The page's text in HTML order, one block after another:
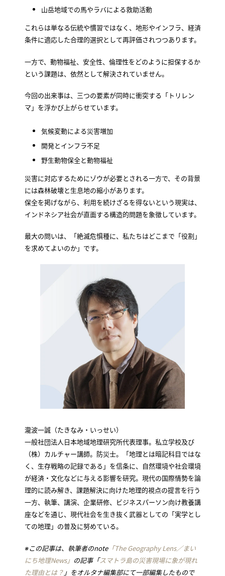
山岳地域での馬やラバによる救助活動
これらは単なる伝統や慣習ではなく、地形やインフラ、経済
条件に適応した合理的選択として再評価されつつあります。
一方で、動物福祉、安全性、倫理性をどのように担保するか
という課題は、依然として解決されていません。
今回の出来事は、三つの要素が同時に衝突する「トリレン
マ」を浮かび上がらせています。
気候変動による災害増加
開発とインフラ不足
野生動物保全と動物福祉
災害に対応するためにゾウが必要とされる一方で、その背景
には森林破壊と生息地の縮小があります。
保全を掲げながら、利用を続けざるを得ないという現実は、
インドネシア社会が直面する構造的問題を象徴しています。
最大の問いは、「絶滅危惧種に、私たちはどこまで「役割」
を求めてよいのか」です。
瀧波一誠（たきなみ・いっせい）
一般社団法人日本地域地理研究所代表理事。私立学校及び
（株）カルチャー講師。防災士。「地理とは暗記科目ではな
く、生存戦略の記録である」を信条に、自然環境や社会環境
が経済・文化などに与える影響を研究。現代の国際情勢を論
理的に読み解き、課題解決に向けた地理的視点の提言を行う
一方、執筆、講演、企業研修、ビジネスパーソン向け教養講
座などを通じ、現代社会を生き抜く武器としての「実学とし
ての地理」の普及に努めている。
※この記事は、執筆者のnote「The Geography Lens／まい
にち地理News」 の記事「スマトラ島の災害現場に象が現れ
た理由とは？ 」をオルタナ編集部にて一部編集したもので